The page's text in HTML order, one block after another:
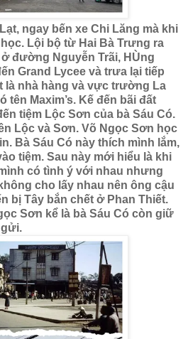
ngay bến xe Chi Lăng mà khi
Lội bộ từ Hai Bà Trưng ra
đường Nguyễn Trãi, HÙng
Grand Lycee và trưa lại tiếp
là nhà hàng và vực trường La
tên Maxim’s. Kế đến bãi đất
tiệm Lộc Sơn của bà Sáu Có.
Lộc và Sơn. Võ Ngọc Sơn học
Bà Sáu Có này thích mình lắm,
tiệm. Sau này mới hiểu là khi
có tình ý với nhau nhưng
cho lấy nhau nên ông cậu
bị Tây bắn chết ở Phan Thiết.
Sơn kể là bà Sáu Có còn giữ